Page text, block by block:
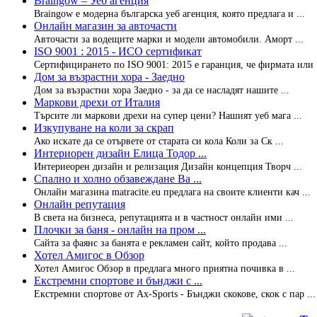
Braingow е модерна българска уеб агенция, която предлага и ...
Онлайн магазин за авточасти
Авточасти за водещите марки и модели автомобили. Аморт ...
ISO 9001 : 2015 - ИСО сертификат
Сертифицирането по ISO 9001: 2015 е гаранция, че фирмата или
Дом за възрастни хора - Заедно
Дом за възрастни хора Заедно - за да се насладят нашите ...
Маркови дрехи от Италия
Търсите ли маркови дрехи на супер цени? Нашият уеб мага ...
Изкупуване на коли за скрап
Ако искате да се отървете от старата си кола Коли за Ск ...
Интериорен дизайн Елица Тодор ...
Интериеорен дизайн и релизация Дизайн концепция Творч ...
Спално и холно обзавеждане Ва ...
Онлайн магазина matracite.eu предлага на своите клиенти кач ...
Онлайн репутация
В света на бизнеса, репутацията и в частност онлайн ими ...
Плочки за баня - онлайн на пром ...
Сайта за фаянс за банята е рекламен сайт, който продава ...
Хотел Амигос в Обзор
Хотел Амигос Обзор в предлага много приятна почивка в ...
Екстремни спортове и бънджи с ...
Eкстремни спортове от Ax-Sports - Бънджи скокове, скок с пар ...